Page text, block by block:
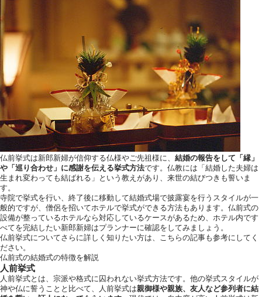
仏前挙式は新郎新婦が信仰する仏様やご先祖様に、 結婚の報告をして「縁」
や「巡り合わせ」に感謝を伝える挙式方法です。仏教には「結婚した夫婦は
生まれ変わっても結ばれる」という教えがあり、来世の結びつきも誓いま
す。
寺院で挙式を行い、終了後に移動して結婚式場で披露宴を行うスタイルが一
般的ですが、僧侶を招いてホテルで挙式ができる方法もあります。仏前式の
設備が整っているホテルなら対応しているケースがあるため、ホテル内です
べてを完結したい新郎新婦はプランナーに確認をしてみましょう。
仏前挙式についてさらに詳しく知りたい方は、こちらの記事も参考にしてく
ださい。
仏前式の結婚式の特徴を解説
人前挙式
人前挙式とは、宗派や格式に囚われない挙式方法です。他の挙式スタイルが
神や仏に誓うことと比べて、人前挙式は親御様や親族、友人など参列者に結